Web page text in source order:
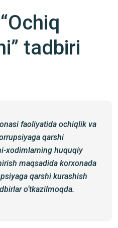
tadbiri
faoliyatida ochiqlik va
qarshi
xodimlarning huquqiy
maqsadida korxonada
qarshi kurashish
o‘tkazilmoqda.